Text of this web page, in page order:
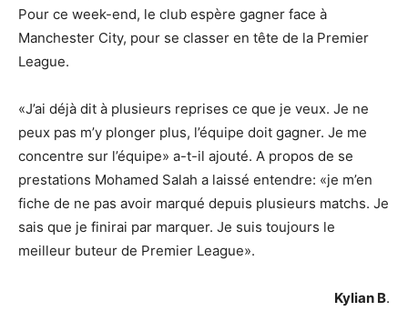
Pour ce week-end, le club espère gagner face à
Manchester City, pour se classer en tête de la Premier
League.
«J’ai déjà dit à plusieurs reprises ce que je veux. Je ne
peux pas m’y plonger plus, l’équipe doit gagner. Je me
concentre sur l’équipe» a-t-il ajouté. A propos de se
prestations Mohamed Salah a laissé entendre: «je m’en
fiche de ne pas avoir marqué depuis plusieurs matchs. Je
sais que je finirai par marquer. Je suis toujours le
meilleur buteur de Premier League».
Kylian B.